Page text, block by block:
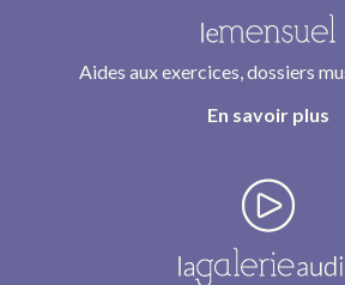
Aides aux exercices, dossiers
En savoir plus